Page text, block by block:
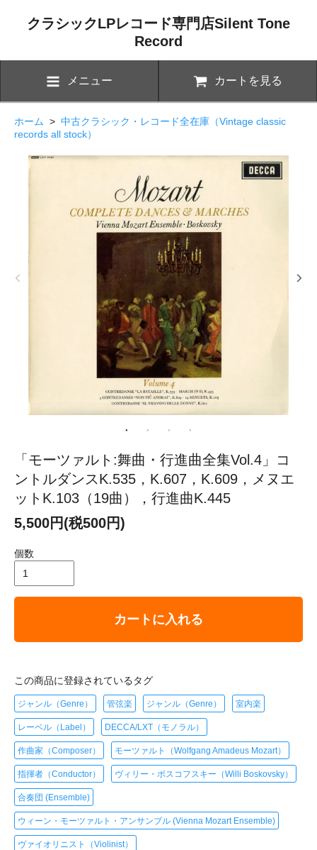
クラシックLPレコード専門店Silent Tone
Record
メニュー カートを見る
ホーム > 中古クラシック・レコード全在庫（Vintage classic
records all stock）
「モーツァルト:舞曲・行進曲全集Vol.4」コ
ントルダンスK.535，K.607，K.609，メヌエ
ットK.103（19曲），行進曲K.445
5,500円(税500円)
個数
カートに入れる
この商品に登録されているタグ
ジャンル（Genre） 管弦楽 ジャンル（Genre） 室内楽
レーベル（Label） DECCA/LXT（モノラル）
作曲家（Composer） モーツァルト（Wolfgang Amadeus Mozart）
指揮者（Conductor） ヴィリー・ボスコフスキー（Willi Boskovsky）
合奏団 (Ensemble)
ウィーン・モーツァルト・アンサンブル (Vienna Mozart Ensemble)
ヴァイオリニスト（Violinist）